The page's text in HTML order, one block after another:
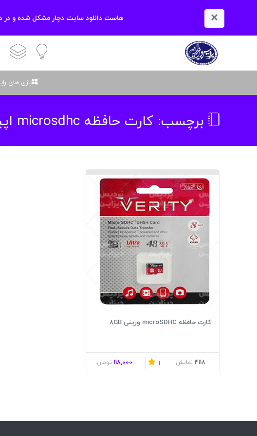
× هاست دانلود سایت دچار مشکل شده و در
آموزشیلایه باز
بازی های
برچسب: کارت حافظه microsdhc اپیسر مدل ap16g کلاس 10 استاندارد uhs-i u1 سرعت 85mbps ظرفیت 16 گیگابایت
کارت حافظه microSDHC وریتی 8GB
4118 نمایش 1
118,000 تومان